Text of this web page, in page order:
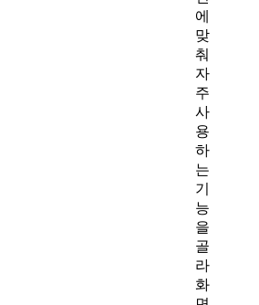
에
맞
춰
자
주
사
용
하
는
기
능
을
골
라
화